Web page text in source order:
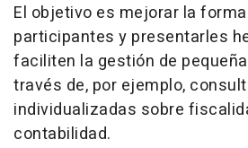
El objetivo es mejorar la
participantes y presentarles
faciliten la gestión de
través de, por ejemplo,
individualizadas sobre
contabilidad.